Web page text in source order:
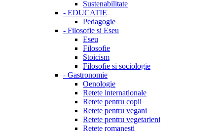
Sustenabilitate
- EDUCATIE
Pedagogie
- Filosofie si Eseu
Eseu
Filosofie
Stoicism
Filosofie si sociologie
- Gastronomie
Oenologie
Retete internationale
Retete pentru copii
Retete pentru vegani
Retete pentru vegetarieni
Retete romanesti